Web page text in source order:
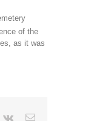
of the
as it was
Vk Email